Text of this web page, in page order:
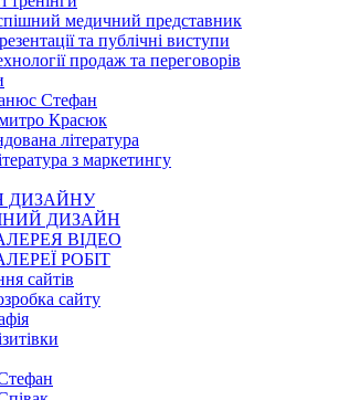
медичний представник
та публічні виступи
продаж та переговорів
Стефан
Красюк
література
з маркетингу
ДИЗАЙНУ
ДИЗАЙН
ВІДЕО
РОБІТ
сайтів
сайту